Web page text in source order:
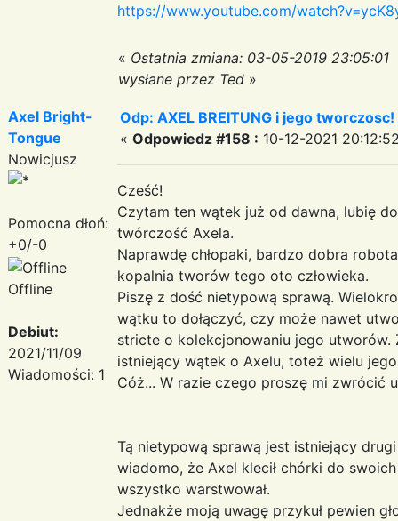
https://www.youtube.com/
« Ostatnia zmiana: 03-05-2019 23:05:01
wysłane przez Ted »
Axel Bright-
Tongue
Nowicjusz
Pomocna dłoń:
+0/-0
Offline
Debiut:
2021/11/09
Wiadomości: 1
Odp: AXEL BREITUNG i jego
« Odpowiedz #158 : 10-12-2021
Cześć!
Czytam ten wątek już od dawna, lubię
twórczość Axela.
Naprawdę chłopaki, bardzo dobra
kopalnia tworów tego oto człowieka.
Piszę z dość nietypową sprawą.
wątku to dołączyć, czy może nawet
stricte o kolekcjonowaniu jego utworów.
istniejący wątek o Axelu, toteż wielu
Cóż... W razie czego proszę mi zwrócić
Tą nietypową sprawą jest istniejący
wiadomo, że Axel klecił chórki do
wszystko warstwował.
Jednakże moją uwagę przykuł pewien